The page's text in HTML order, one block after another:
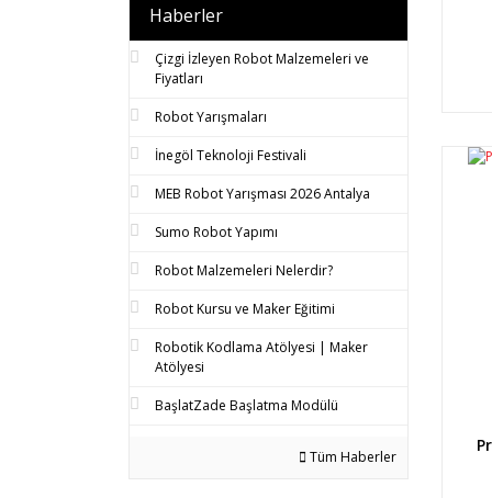
Haberler
Çizgi İzleyen Robot Malzemeleri ve
Fiyatları
Robot Yarışmaları
İnegöl Teknoloji Festivali
MEB Robot Yarışması 2026 Antalya
Sumo Robot Yapımı
Robot Malzemeleri Nelerdir?
Robot Kursu ve Maker Eğitimi
Robotik Kodlama Atölyesi | Maker
Atölyesi
BaşlatZade Başlatma Modülü
Tüm Haberler